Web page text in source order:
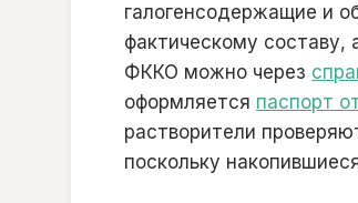
галогенсодержащие и
фактическому
ФККО можно через
оформляется паспорт
растворители
поскольку